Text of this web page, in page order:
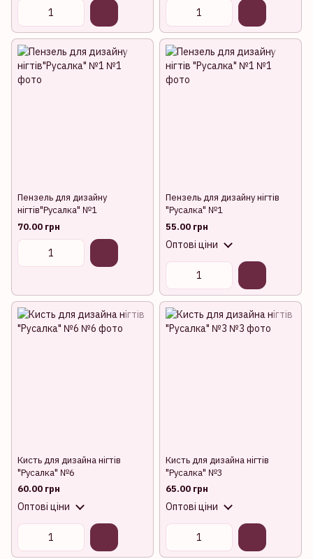
Пензель для дизайну
нігтів"Русалка" №1
70.00 грн
Пензель для дизайну нігтів
"Русалка" №1
55.00 грн
Оптові ціни
Кисть для дизайна нігтів
"Русалка" №6
60.00 грн
Оптові ціни
Кисть для дизайна нігтів
"Русалка" №3
65.00 грн
Оптові ціни